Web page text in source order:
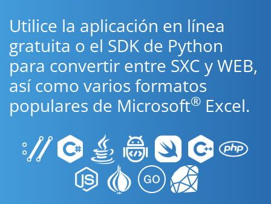
Utilice la aplicación en línea
gratuita o el SDK de Python
para convertir entre SXC y WEB,
así como varios formatos
populares de Microsoft® Excel.